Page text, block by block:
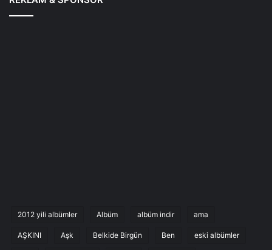
2012 yili albümler Albüm albüm indir ama
AŞKINI Aşk Belkide Birgün Ben eski albümler